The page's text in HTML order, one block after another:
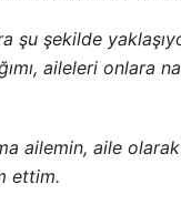
şu şekilde
aileleri onlara
ailemin, aile
ettim.